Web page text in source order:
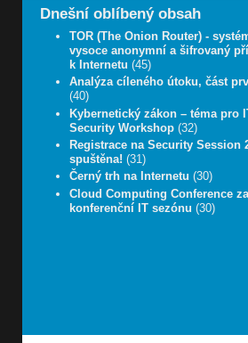
Dnešní oblíbený obsah
TOR (The Onion Router) -
vysoce anonymní a šifrovaný
k Internetu (45)
Analýza cíleného útoku, část
(40)
Kybernetický zákon – téma pro
Security Workshop (32)
Registrace na Security Session
spuštěna! (31)
Černý trh na Internetu (30)
Cloud Computing Conference
konferenční IT sezónu (30)